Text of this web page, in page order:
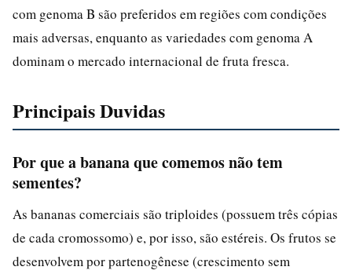
com genoma B são preferidos em regiões com condições
mais adversas, enquanto as variedades com genoma A
dominam o mercado internacional de fruta fresca.
Principais Duvidas
Por que a banana que comemos não tem
sementes?
As bananas comerciais são triploides (possuem três cópias
de cada cromossomo) e, por isso, são estéreis. Os frutos se
desenvolvem por partenogênese (crescimento sem